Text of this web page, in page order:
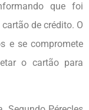
que foi
de crédito. O
e se compromete
o cartão para